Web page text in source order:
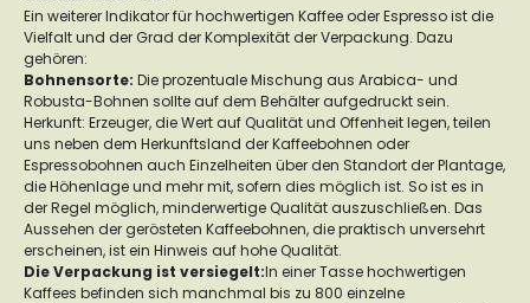
Ein weiterer Indikator für hochwertigen Kaffee oder Espresso ist die
Vielfalt und der Grad der Komplexität der Verpackung. Dazu
gehören:
Bohnensorte: Die prozentuale Mischung aus Arabica- und
Robusta-Bohnen sollte auf dem Behälter aufgedruckt sein.
Herkunft: Erzeuger, die Wert auf Qualität und Offenheit legen, teilen
uns neben dem Herkunftsland der Kaffeebohnen oder
Espressobohnen auch Einzelheiten über den Standort der Plantage,
die Höhenlage und mehr mit, sofern dies möglich ist. So ist es in
der Regel möglich, minderwertige Qualität auszuschließen. Das
Aussehen der gerösteten Kaffeebohnen, die praktisch unversehrt
erscheinen, ist ein Hinweis auf hohe Qualität.
Die Verpackung ist versiegelt:In einer Tasse hochwertigen
Kaffees befinden sich manchmal bis zu 800 einzelne